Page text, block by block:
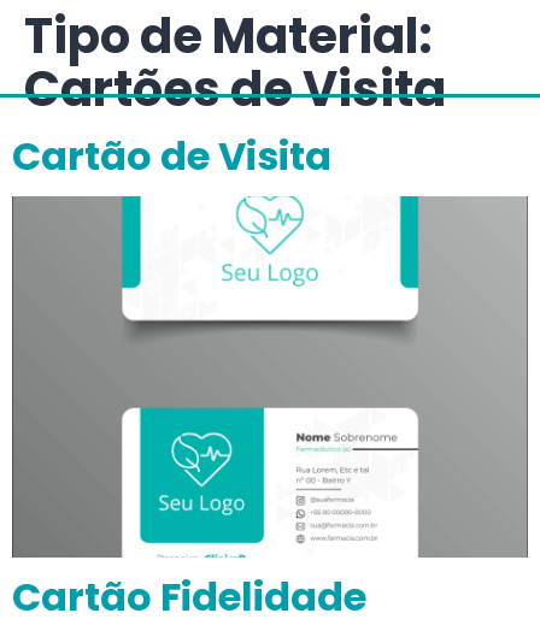
Tipo de Material:
Cartões de Visita
Cartão de Visita
Cartão Fidelidade